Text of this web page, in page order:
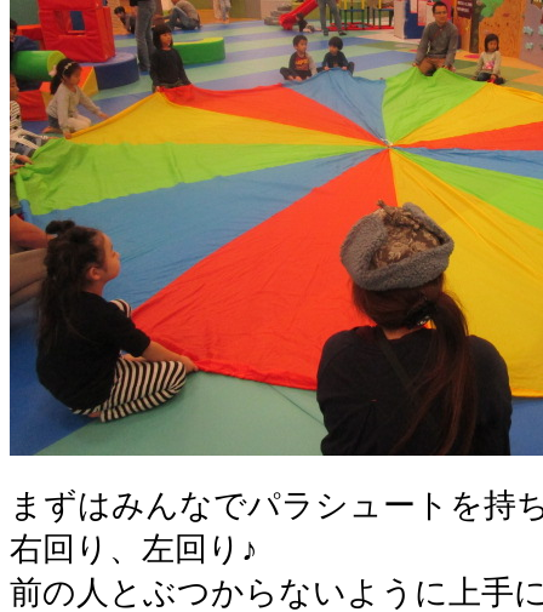
まずはみんなでパラシュートを持
右回り、左回り♪
前の人とぶつからないように上手